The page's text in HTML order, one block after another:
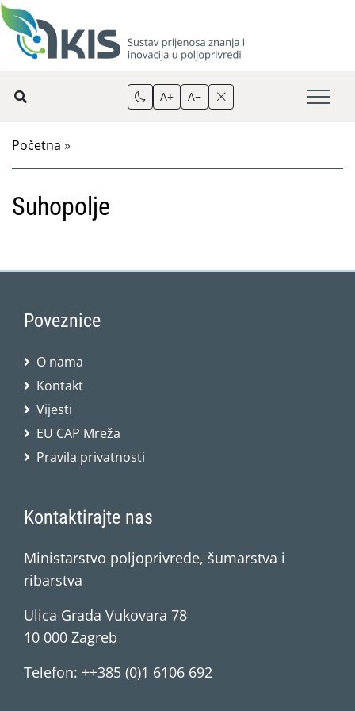
A+ A−
Početna »
Suhopolje
Poveznice
O nama
Kontakt
Vijesti
EU CAP Mreža
Pravila privatnosti
Kontaktirajte nas
Ministarstvo poljoprivrede, šumarstva i
ribarstva
Ulica Grada Vukovara 78
10 000 Zagreb
Telefon: ++385 (0)1 6106 692